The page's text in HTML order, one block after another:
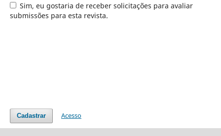
Sim, eu gostaria de receber solicitações para avaliar
submissões para esta revista.
Cadastrar Acesso